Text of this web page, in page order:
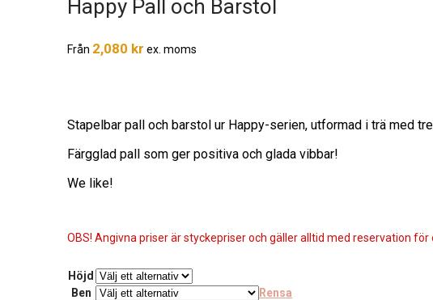
Happy Pall och Barstol
Från 2,080 kr ex. moms
Stapelbar pall och barstol ur Happy-serien, utformad i trä med
Färgglad pall som ger positiva och glada vibbar!
We like!
OBS! Angivna priser är styckepriser och gäller alltid med reservation
Höjd
Ben
Rensa